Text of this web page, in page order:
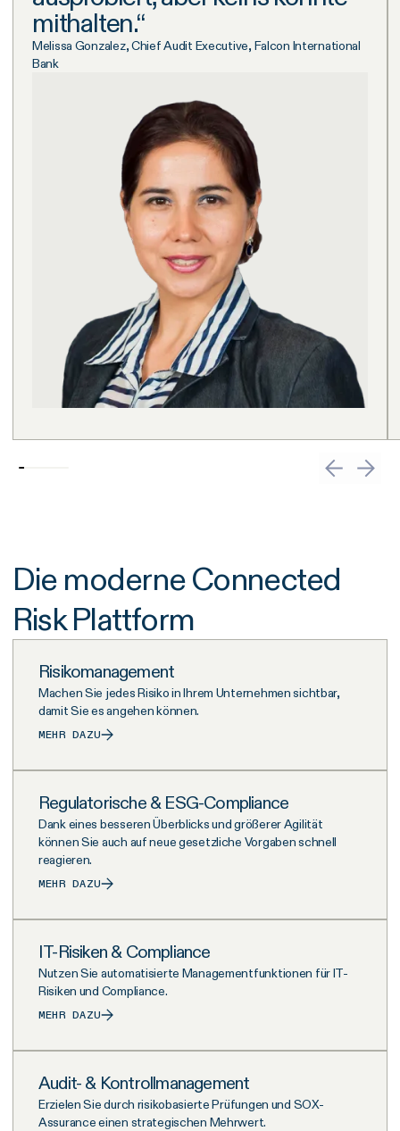
mithalten.“
Melissa Gonzalez, Chief Audit Executive, Falcon International
Bank
Die moderne Connected
Risk Plattform
Risikomanagement
Machen Sie jedes Risiko in Ihrem Unternehmen sichtbar,
damit Sie es angehen können.
MEHR DAZU
Regulatorische & ESG-Compliance
Dank eines besseren Überblicks und größerer Agilität
können Sie auch auf neue gesetzliche Vorgaben schnell
reagieren.
MEHR DAZU
IT-Risiken & Compliance
Nutzen Sie automatisierte Managementfunktionen für IT-
Risiken und Compliance.
MEHR DAZU
Audit- & Kontrollmanagement
Erzielen Sie durch risikobasierte Prüfungen und SOX-
Assurance einen strategischen Mehrwert.